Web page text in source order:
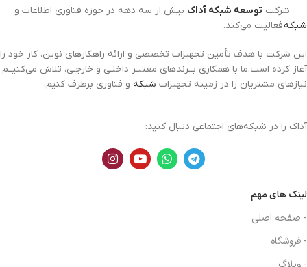
شرکت توسعه شبکه آداک بیش از سه دهه در حوزه فناوری اطلاعات و
شبکهفعالیت می‌کند.
این شرکت با هدف تأمین تجهیزات تخصصی و ارائه راهکارهای نوین، کار خود را
آغاز کرده است.ما با همکاری بــرندهای معتبـر داخلـی و خارجـی، تلاش می‌کنیــم
نیازهای مشتریان را در زمینه تجهیزات شبکه و فناوری برطرف کنیم.
آداک را در شبکه‌های اجتماعی دنبال کنید:
لینک های مهم
- صفحه اصلی
- فروشگاه